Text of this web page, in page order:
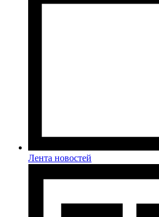
Лента новостей